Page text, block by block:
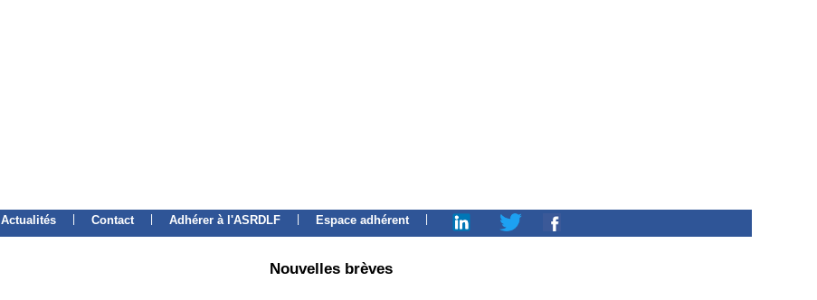
Actualités Contact Adhérer à l'ASRDLF Espace adhérent
Nouvelles brèves